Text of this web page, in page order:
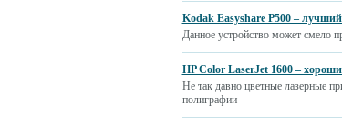
Kodak Easyshare P500 –
Данное устройство может смело
HP Color LaserJet 1600 –
Не так давно цветные лазерные
полиграфии